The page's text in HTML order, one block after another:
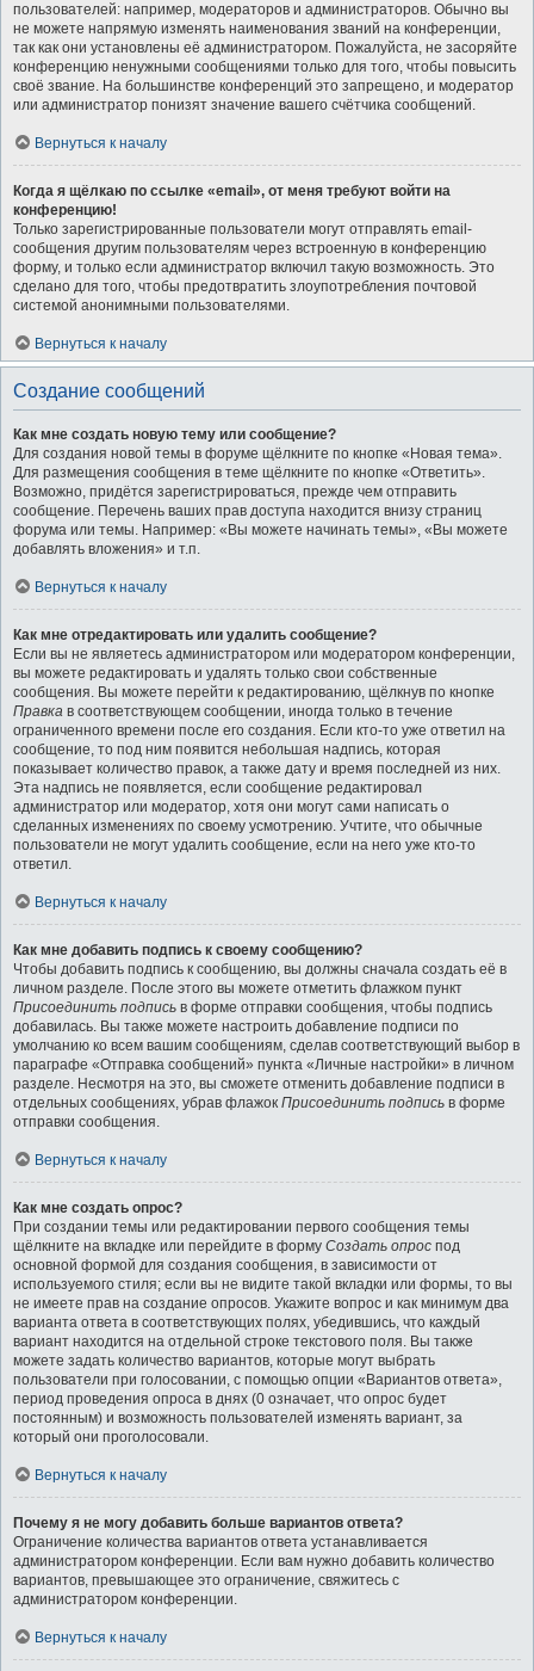
пользователей: например, модераторов и администраторов. Обычно вы
не можете напрямую изменять наименования званий на конференции,
так как они установлены её администратором. Пожалуйста, не засоряйте
конференцию ненужными сообщениями только для того, чтобы повысить
своё звание. На большинстве конференций это запрещено, и модератор
или администратор понизят значение вашего счётчика сообщений.
Вернуться к началу
Когда я щёлкаю по ссылке «email», от меня требуют войти на
конференцию!
Только зарегистрированные пользователи могут отправлять email-
сообщения другим пользователям через встроенную в конференцию
форму, и только если администратор включил такую возможность. Это
сделано для того, чтобы предотвратить злоупотребления почтовой
системой анонимными пользователями.
Вернуться к началу
Создание сообщений
Как мне создать новую тему или сообщение?
Для создания новой темы в форуме щёлкните по кнопке «Новая тема».
Для размещения сообщения в теме щёлкните по кнопке «Ответить».
Возможно, придётся зарегистрироваться, прежде чем отправить
сообщение. Перечень ваших прав доступа находится внизу страниц
форума или темы. Например: «Вы можете начинать темы», «Вы можете
добавлять вложения» и т.п.
Вернуться к началу
Как мне отредактировать или удалить сообщение?
Если вы не являетесь администратором или модератором конференции,
вы можете редактировать и удалять только свои собственные
сообщения. Вы можете перейти к редактированию, щёлкнув по кнопке
Правка в соответствующем сообщении, иногда только в течение
ограниченного времени после его создания. Если кто-то уже ответил на
сообщение, то под ним появится небольшая надпись, которая
показывает количество правок, а также дату и время последней из них.
Эта надпись не появляется, если сообщение редактировал
администратор или модератор, хотя они могут сами написать о
сделанных изменениях по своему усмотрению. Учтите, что обычные
пользователи не могут удалить сообщение, если на него уже кто-то
ответил.
Вернуться к началу
Как мне добавить подпись к своему сообщению?
Чтобы добавить подпись к сообщению, вы должны сначала создать её в
личном разделе. После этого вы можете отметить флажком пункт
Присоединить подпись в форме отправки сообщения, чтобы подпись
добавилась. Вы также можете настроить добавление подписи по
умолчанию ко всем вашим сообщениям, сделав соответствующий выбор в
параграфе «Отправка сообщений» пункта «Личные настройки» в личном
разделе. Несмотря на это, вы сможете отменить добавление подписи в
отдельных сообщениях, убрав флажок Присоединить подпись в форме
отправки сообщения.
Вернуться к началу
Как мне создать опрос?
При создании темы или редактировании первого сообщения темы
щёлкните на вкладке или перейдите в форму Создать опрос под
основной формой для создания сообщения, в зависимости от
используемого стиля; если вы не видите такой вкладки или формы, то вы
не имеете прав на создание опросов. Укажите вопрос и как минимум два
варианта ответа в соответствующих полях, убедившись, что каждый
вариант находится на отдельной строке текстового поля. Вы также
можете задать количество вариантов, которые могут выбрать
пользователи при голосовании, с помощью опции «Вариантов ответа»,
период проведения опроса в днях (0 означает, что опрос будет
постоянным) и возможность пользователей изменять вариант, за
который они проголосовали.
Вернуться к началу
Почему я не могу добавить больше вариантов ответа?
Ограничение количества вариантов ответа устанавливается
администратором конференции. Если вам нужно добавить количество
вариантов, превышающее это ограничение, свяжитесь с
администратором конференции.
Вернуться к началу